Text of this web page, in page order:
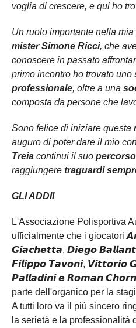
voglia di crescere, e qui ho
Un ruolo importante nella
mister Simone Ricci, che
conoscere in passato
primo incontro ho trovato uno
professionale, oltre a una
composta da persone che
Sono felice di iniziare questa
auguro di poter dare il mio
Treia continui il suo
raggiungere traguardi
GLI ADDII
L'Associazione Polisportiva
ufficialmente che i giocatori
𝙂𝙞𝙖𝙘𝙝𝙚𝙩𝙩𝙖, 𝘿𝙞𝙚𝙜𝙤
𝙁𝙞𝙡𝙞𝙥𝙥𝙤 𝙏𝙖𝙫𝙤𝙣𝙞, 𝙑𝙞𝙩𝙩𝙤𝙧𝙞𝙤
𝙋𝙖𝙡𝙡𝙖𝙙𝙞𝙣𝙞 𝙚 𝙍𝙤𝙢𝙖𝙣
parte dell'organico per la
A tutti loro va il più sincero
la serietà e la professionalità